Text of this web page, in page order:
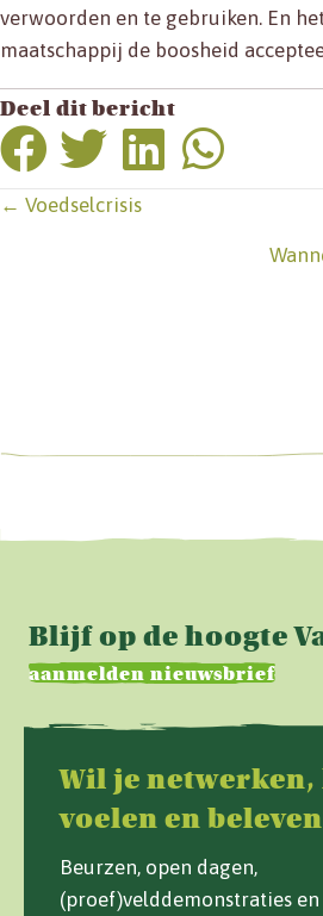
verwoorden en te gebruiken. En
maatschappij de boosheid
Deel dit bericht
Posts
← Voedselcrisis
Blijf op de hoogte
aanmelden nieuwsbrief
Wil je netwerken,
voelen en
Beurzen, open dagen,
(proef)velddemonstraties